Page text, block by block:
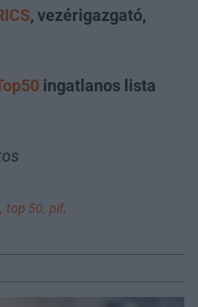
, vezérigazgató,
ingatlanos lista
top 50, pif,